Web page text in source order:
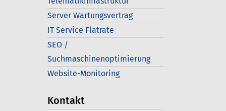
Server Wartungsvertrag
IT Service Flatrate
SEO /
Suchmaschinenoptimierung
Website-Monitoring
Kontakt